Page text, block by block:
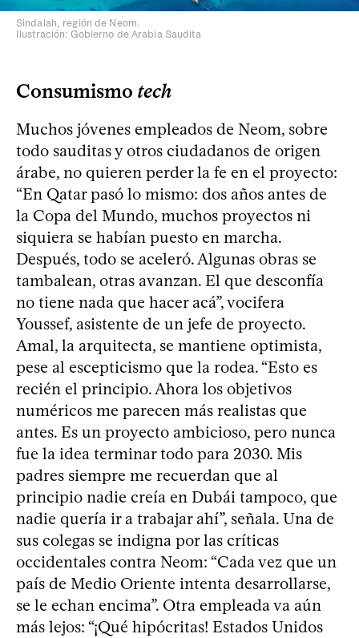
Sindalah, región de Neom.
Ilustración: Gobierno de Arabia Saudita
Consumismo tech
Muchos jóvenes empleados de Neom, sobre
todo sauditas y otros ciudadanos de origen
árabe, no quieren perder la fe en el proyecto:
“En Qatar pasó lo mismo: dos años antes de
la Copa del Mundo, muchos proyectos ni
siquiera se habían puesto en marcha.
Después, todo se aceleró. Algunas obras se
tambalean, otras avanzan. El que desconfía
no tiene nada que hacer acá”, vocifera
Youssef, asistente de un jefe de proyecto.
Amal, la arquitecta, se mantiene optimista,
pese al escepticismo que la rodea. “Esto es
recién el principio. Ahora los objetivos
numéricos me parecen más realistas que
antes. Es un proyecto ambicioso, pero nunca
fue la idea terminar todo para 2030. Mis
padres siempre me recuerdan que al
principio nadie creía en Dubái tampoco, que
nadie quería ir a trabajar ahí”, señala. Una de
sus colegas se indigna por las críticas
occidentales contra Neom: “Cada vez que un
país de Medio Oriente intenta desarrollarse,
se le echan encima”. Otra empleada va aún
más lejos: “¡Qué hipócritas! Estados Unidos